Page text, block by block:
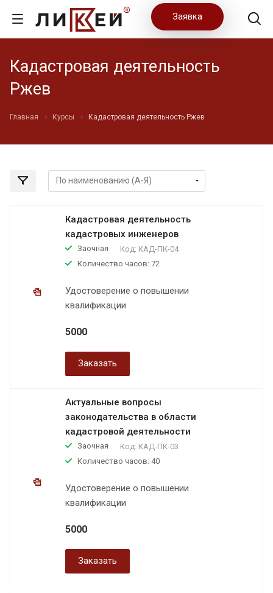
Заявка
Кадастровая деятельность
Ржев
Главная Курсы Кадастровая деятельность Ржев
Кадастровая деятельность
кадастровых инженеров
Заочная Код: КАД-ПК-04
Количество часов: 72
Удостоверение о повышении
квалификации
5000
Заказать
Актуальные вопросы
законодательства в области
кадастровой деятельности
Заочная Код: КАД-ПК-03
Количество часов: 40
Удостоверение о повышении
квалификации
5000
Заказать